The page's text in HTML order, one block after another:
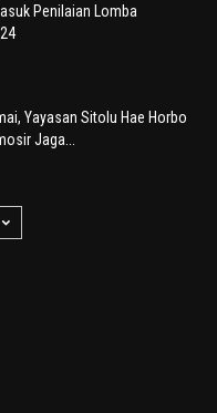
Penilaian Lomba
Yayasan Sitolu Hae Horbo
Jaga...